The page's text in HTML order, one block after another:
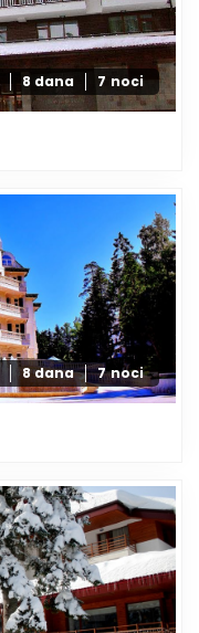
8 dana 7 noci
8 dana 7 noci